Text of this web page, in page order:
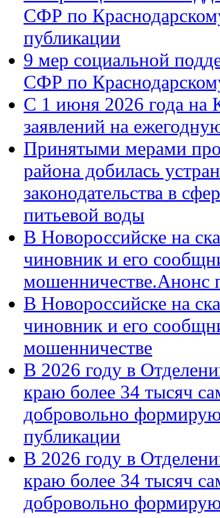
СФР по
публикации
9 мер социальной
СФР по
С 1 июня 2026 года на
заявлений на
Принятыми мерами
района добилась
законодательства в
питьевой воды
В Новороссийске на
чиновник и его
мошенничестве.Анонс
В Новороссийске на
чиновник и его
мошенничестве
В 2026 году в
краю более 34 тысяч
добровольно
публикации
В 2026 году в
краю более 34 тысяч
добровольно